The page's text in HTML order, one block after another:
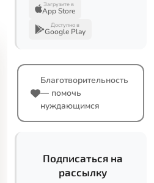
Загрузите в
App Store
Доступно в
Google Play
Благотворительность
— помочь
нуждающимся
Подписаться на
рассылку